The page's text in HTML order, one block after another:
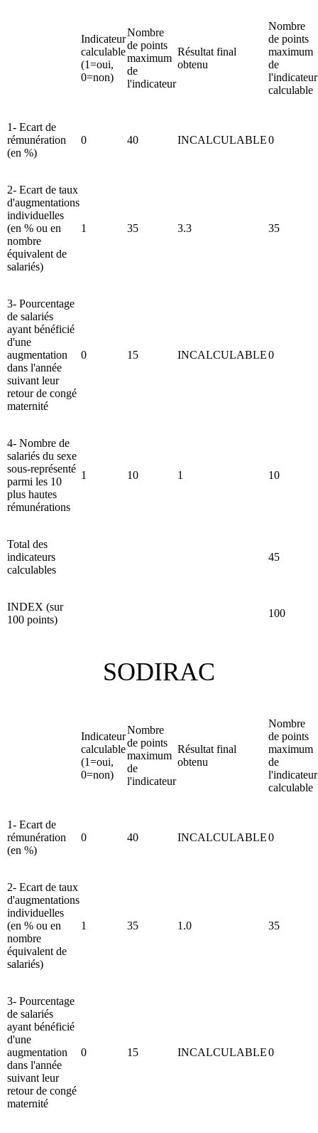
Indicateur
calculable
(1=oui,
0=non)
Nombre
de points
maximum
de
l'indicateur
Résultat final
obtenu
Nombre
de points
maximum
de
l'indicateur
calculable
1- Ecart de
rémunération
(en %)
0 40 INCALCULABLE0
2- Ecart de taux
d'augmentations
individuelles
(en % ou en
nombre
équivalent de
salariés)
1 35 3.3 35
3- Pourcentage
de salariés
ayant bénéficié
d'une
augmentation
dans l'année
suivant leur
retour de congé
maternité
0 15 INCALCULABLE0
4- Nombre de
salariés du sexe
sous-représenté
parmi les 10
plus hautes
rémunérations
1 10 1 10
Total des
indicateurs
calculables
45
INDEX (sur
100 points)
100
SODIRAC
Indicateur
calculable
(1=oui,
0=non)
Nombre
de points
maximum
de
l'indicateur
Résultat final
obtenu
Nombre
de points
maximum
de
l'indicateur
calculable
1- Ecart de
rémunération
(en %)
0 40 INCALCULABLE0
2- Ecart de taux
d'augmentations
individuelles
(en % ou en
nombre
équivalent de
salariés)
1 35 1.0 35
3- Pourcentage
de salariés
ayant bénéficié
d'une
augmentation
dans l'année
suivant leur
retour de congé
maternité
0 15 INCALCULABLE0